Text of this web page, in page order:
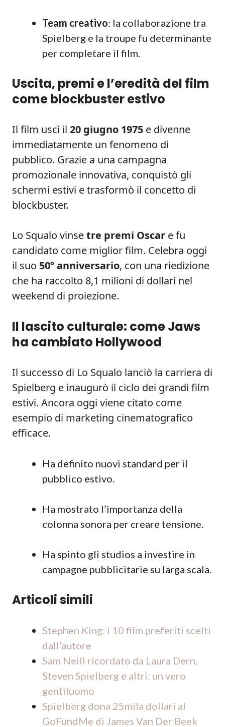
Team creativo: la collaborazione tra
Spielberg e la troupe fu determinante
per completare il film.
Uscita, premi e l’eredità del film
come blockbuster estivo
Il film uscì il 20 giugno 1975 e divenne
immediatamente un fenomeno di
pubblico. Grazie a una campagna
promozionale innovativa, conquistò gli
schermi estivi e trasformò il concetto di
blockbuster.
Lo Squalo vinsetre premi Oscar e fu
candidato come miglior film. Celebra oggi
il suo 50º anniversario, con una riedizione
che ha raccolto 8,1 milioni di dollari nel
weekend di proiezione.
Il lascito culturale: come Jaws
ha cambiato Hollywood
Il successo di Lo Squalo lanciò la carriera di
Spielberg e inaugurò il ciclo dei grandi film
estivi. Ancora oggi viene citato come
esempio di marketing cinematografico
efficace.
Ha definito nuovi standard per il
pubblico estivo.
Ha mostrato l’importanza della
colonna sonora per creare tensione.
Ha spinto gli studios a investire in
campagne pubblicitarie su larga scala.
Articoli simili
Stephen King: i 10 film preferiti scelti
dall’autore
Sam Neill ricordato da Laura Dern,
Steven Spielberg e altri: un vero
gentiluomo
Spielberg dona 25mila dollari al
GoFundMe di James Van Der Beek